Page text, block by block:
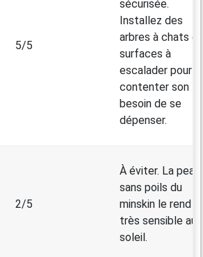
5/5
sécurisée.
Installez des
arbres à chats et
surfaces à
escalader pour
contenter son
besoin de se
dépenser.
2/5
À éviter. La peau
sans poils du
minskin le rend
très sensible au
soleil.